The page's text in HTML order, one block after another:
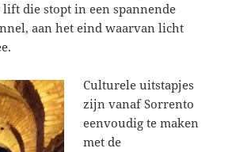
lift die stopt in een spannende
aan het eind waarvan licht
Culturele uitstapjes
zijn vanaf Sorrento
eenvoudig te maken
met de